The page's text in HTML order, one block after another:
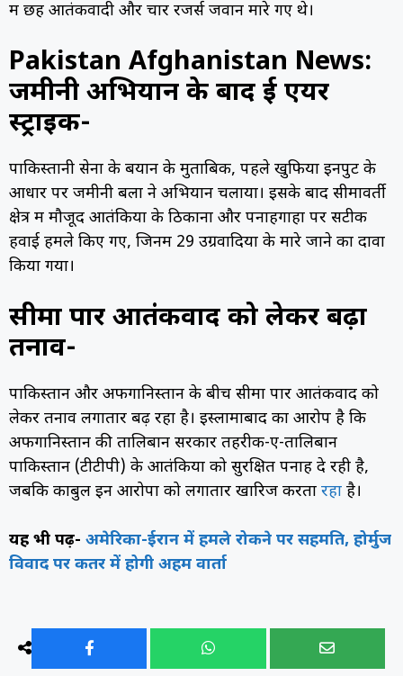
में छह आतंकवादी और चार रेंजर्स जवान मारे गए थे।
Pakistan Afghanistan News:
जमीनी अभियान के बाद हुई एयर
स्ट्राइक-
पाकिस्तानी सेना के बयान के मुताबिक, पहले खुफिया इनपुट के
आधार पर जमीनी बलों ने अभियान चलाया। इसके बाद सीमावर्ती
क्षेत्र में मौजूद आतंकियों के ठिकानों और पनाहगाहों पर सटीक
हवाई हमले किए गए, जिनमें 29 उग्रवादियों के मारे जाने का दावा
किया गया।
सीमा पार आतंकवाद को लेकर बढ़ा
तनाव-
पाकिस्तान और अफगानिस्तान के बीच सीमा पार आतंकवाद को
लेकर तनाव लगातार बढ़ रहा है। इस्लामाबाद का आरोप है कि
अफगानिस्तान की तालिबान सरकार तहरीक-ए-तालिबान
पाकिस्तान (टीटीपी) के आतंकियों को सुरक्षित पनाह दे रही है,
जबकि काबुल इन आरोपों को लगातार खारिज करता रहा है।
यह भी पढ़ें- अमेरिका-ईरान में हमले रोकने पर सहमति, होर्मुज
विवाद पर कतर में होगी अहम वार्ता